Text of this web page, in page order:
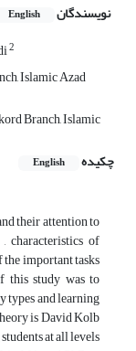
نویسندگان English
2
Islamic Azad
Branch, Islamic
چکیده
English
their attention to
characteristics of
important tasks
this study was to
types and learning
is David Kolb
at all levels